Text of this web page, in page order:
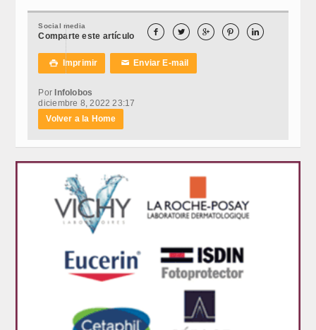
Social media
Comparte este artículo     
 Imprimir ✉Enviar E-mail
PorInfolobos
diciembre 8, 2022 23:17
Volver a la Home